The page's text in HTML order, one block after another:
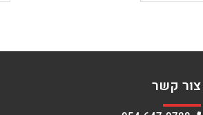
צור קשר